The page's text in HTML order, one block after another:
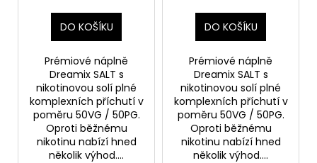
DO KOŠÍKU
Prémiové náplně
Dreamix SALT s
nikotinovou solí plné
komplexních příchutí v
poměru 50VG / 50PG.
Oproti běžnému
nikotinu nabízí hned
několik výhod....
DO KOŠÍKU
Prémiové náplně
Dreamix SALT s
nikotinovou solí plné
komplexních příchutí v
poměru 50VG / 50PG.
Oproti běžnému
nikotinu nabízí hned
několik výhod....